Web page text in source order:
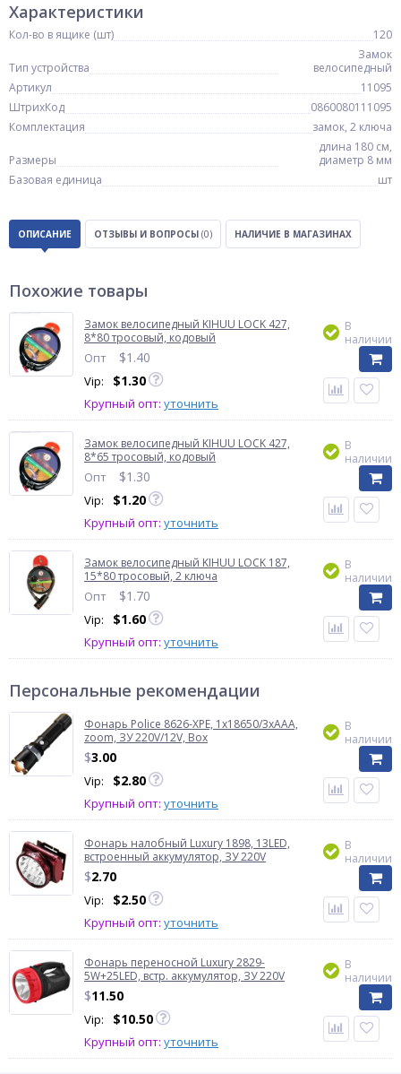
Характеристики
Кол-во в ящике (шт) 120
Тип устройства
Замок
велосипедный
Артикул
11095
ШтрихКод
0860080111095
Комплектация
замок, 2 ключа
Размеры
длина 180 см,
диаметр 8 мм
Базовая единица
шт
ОПИСАНИЕ ОТЗЫВЫ И ВОПРОСЫ (0) НАЛИЧИЕ В МАГАЗИНАХ
Похожие товары
Замок велосипедный KIHUU LOCK 427,
8*80 тросовый, кодовый
Опт $1.40
Vip: $1.30
Крупный опт: уточнить
В
наличии
Замок велосипедный KIHUU LOCK 427,
8*65 тросовый, кодовый
Опт $1.30
Vip: $1.20
Крупный опт: уточнить
В
наличии
Замок велосипедный KIHUU LOCK 187,
15*80 тросовый, 2 ключа
Опт $1.70
Vip: $1.60
Крупный опт: уточнить
В
наличии
Персональные рекомендации
Фонарь Police 8626-XPE, 1х18650/3xAAA,
zoom, ЗУ 220V/12V, Box
$3.00
Vip: $2.80
Крупный опт: уточнить
В
наличии
Фонарь налобный Luxury 1898, 13LED,
встроенный аккумулятор, ЗУ 220V
$2.70
Vip: $2.50
Крупный опт: уточнить
В
наличии
Фонарь переносной Luxury 2829-
5W+25LED, встр. аккумулятор, ЗУ 220V
$11.50
Vip: $10.50
Крупный опт: уточнить
В
наличии